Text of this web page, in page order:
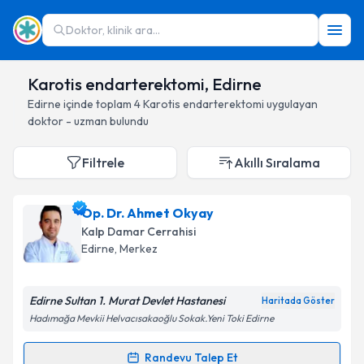
Doktor, klinik ara...
Karotis endarterektomi, Edirne
Edirne içinde toplam 4Karotis endarterektomi uygulayan
doktor - uzman bulundu
Filtrele Akıllı Sıralama
Op. Dr. Ahmet Okyay
Kalp Damar Cerrahisi
Edirne, Merkez
Edirne Sultan 1. Murat Devlet Hastanesi Haritada Göster
Hadımağa Mevkii Helvacısakaoğlu Sokak.Yeni Toki Edirne
Randevu Talep Et